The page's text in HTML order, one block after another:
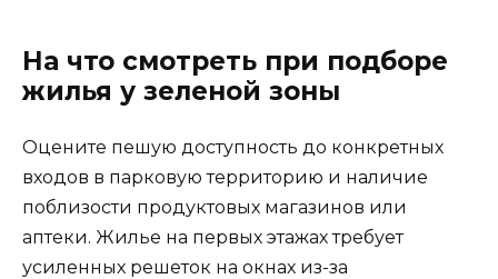
На что смотреть при подборе
жилья у зеленой зоны
Оцените пешую доступность до конкретных
входов в парковую территорию и наличие
поблизости продуктовых магазинов или
аптеки. Жилье на первых этажах требует
усиленных решеток на окнах из-за